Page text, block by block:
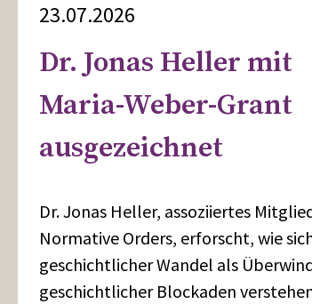
23.07.2026
Dr. Jonas Heller mit
Maria-Weber-Grant
ausgezeichnet
Dr. Jonas Heller, assoziiertes
Normative Orders, erforscht, wie
geschichtlicher Wandel als
geschichtlicher Blockaden